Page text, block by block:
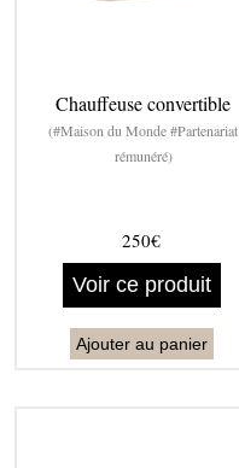
Chauffeuse convertible
(#Maison du Monde #Partenariat
rémunéré)
250€
Voir ce produit
Ajouter au panier